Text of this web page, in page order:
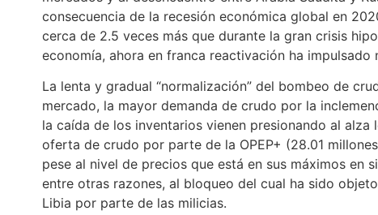
consecuencia de la recesión económica global en
cerca de 2.5 veces más que durante la gran crisis
economía, ahora en franca reactivación ha
La lenta y gradual “normalización” del bombeo de
mercado, la mayor demanda de crudo por la
la caída de los inventarios vienen presionando al
oferta de crudo por parte de la OPEP+ (28.01
pese al nivel de precios que está en sus máximos en
entre otras razones, al bloqueo del cual ha sido
Libia por parte de las milicias.